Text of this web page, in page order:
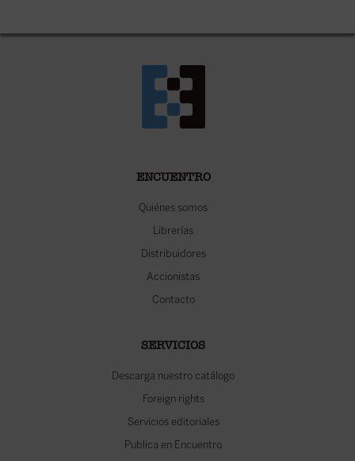
ENCUENTRO
Quiénes somos
Librerías
Distribuidores
Accionistas
Contacto
SERVICIOS
Descarga nuestro catálogo
Foreign rights
Servicios editoriales
Publica en Encuentro